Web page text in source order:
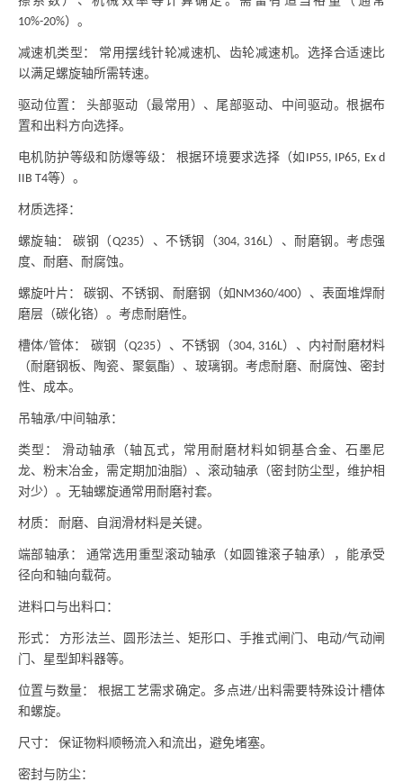
10%-20%）。
减速机类型：
常用摆线针轮减速机、齿轮减速机。选择合适速比
以满足螺旋轴所需转速。
驱动位置：
头部驱动（最常用）、尾部驱动、中间驱动。根据布
置和出料方向选择。
电机防护等级和防爆等级： 根据环境要求选择（如 IP55, IP65, Ex d
IIB T4等）。
材质选择：
螺旋轴： 碳钢（Q235）、不锈钢（304, 316L）、耐磨钢。考虑强
度、耐磨、耐腐蚀。
螺旋叶片： 碳钢、不锈钢、耐磨钢（如NM360/400）、表面堆焊耐
磨层（碳化铬）。考虑耐磨性。
槽体/管体： 碳钢（Q235）、不锈钢（304, 316L）、内衬耐磨材料
（耐磨钢板、陶瓷、聚氨酯）、玻璃钢。考虑耐磨、耐腐蚀、密封
性、成本。
吊轴承/中间轴承：
类型：
滑动轴承（轴瓦式，常用耐磨材料如铜基合金、石墨尼
龙、粉末冶金，需定期加油脂）、滚动轴承（密封防尘型，维护相
对少）。无轴螺旋通常用耐磨衬套。
材质： 耐磨、自润滑材料是关键。
端部轴承：
通常选用重型滚动轴承（如圆锥滚子轴承），能承受
径向和轴向载荷。
进料口与出料口：
形式： 方形法兰、圆形法兰、矩形口、手推式闸门、电动/气动闸
门、星型卸料器等。
位置与数量： 根据工艺需求确定。多点进/出料需要特殊设计槽体
和螺旋。
尺寸： 保证物料顺畅流入和流出，避免堵塞。
密封与防尘：